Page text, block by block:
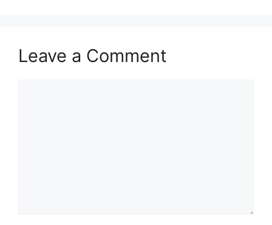
Leave a Comment